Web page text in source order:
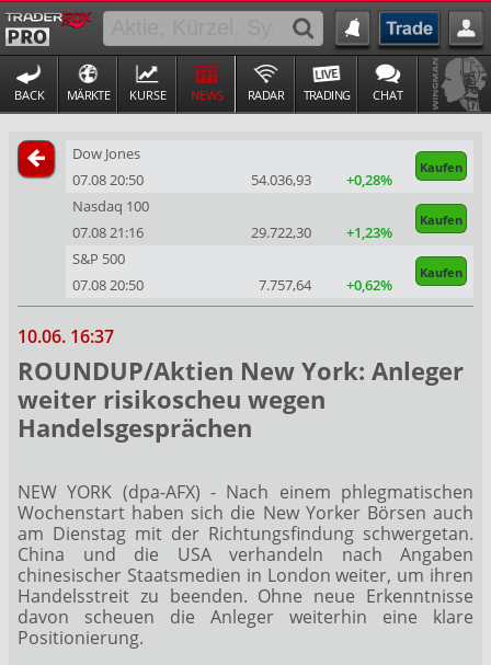
BACK MÄRKTE KURSE NEWS RADAR TRADING CHAT
Dow Jones
Kaufen
07.08 20:50 54.036,93
+0,28%
Nasdaq 100
Kaufen
07.08 21:16 29.722,30
+1,23%
S&P 500
Kaufen
07.08 20:50 7.757,64 +0,62%
10.06. 16:37
ROUNDUP/Aktien New York: Anleger
weiter risikoscheu wegen
Handelsgesprächen
NEW YORK (dpa-AFX) - Nach einem phlegmatischen
Wochenstart haben sich die New Yorker Börsen auch
am Dienstag mit der Richtungsfindung schwergetan.
China und die USA verhandeln nach Angaben
chinesischer Staatsmedien in London weiter, um ihren
Handelsstreit zu beenden. Ohne neue Erkenntnisse
davon scheuen die Anleger weiterhin eine klare
Positionierung.